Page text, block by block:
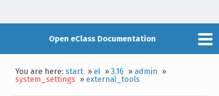
Open eClass Documentation
You are here:start » el »3.16 » admin »
system_settings » external_tools